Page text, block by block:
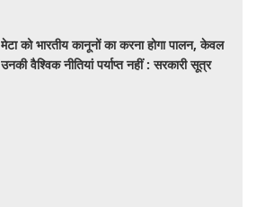
मेटा को भारतीय कानूनों का करना होगा पालन, केवल
उनकी वैश्विक नीतियां पर्याप्त नहीं : सरकारी सूत्र